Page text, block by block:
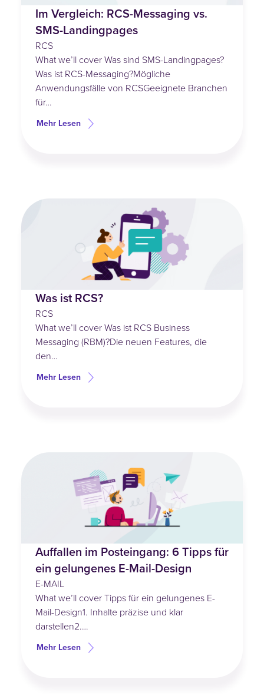
Im Vergleich: RCS-Messaging vs.
SMS-Landingpages
RCS
What we’ll cover Was sind SMS-Landingpages?
Was ist RCS-Messaging?Mögliche
Anwendungsfälle von RCSGeeignete Branchen
für…
Mehr Lesen
Was ist RCS?
RCS
What we’ll cover Was ist RCS Business
Messaging (RBM)?Die neuen Features, die
den…
Mehr Lesen
Auffallen im Posteingang: 6 Tipps für
ein gelungenes E-Mail-Design
E-MAIL
What we’ll cover Tipps für ein gelungenes E-
Mail-Design1. Inhalte präzise und klar
darstellen2.…
Mehr Lesen